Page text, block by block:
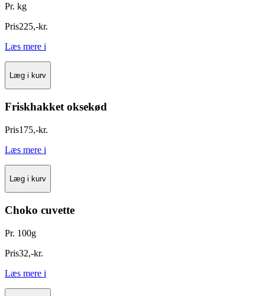
Pr. kg
Pris225,-kr.
Læs mere i
Læg i kurv
Friskhakket oksekød
Pris175,-kr.
Læs mere i
Læg i kurv
Choko cuvette
Pr. 100g
Pris32,-kr.
Læs mere i